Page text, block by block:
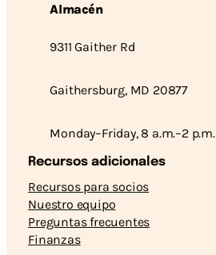
Almacén
9311 Gaither Rd
Gaithersburg, MD 20877
Monday–Friday, 8 a.m.–2 p.m.
Recursos adicionales
Recursos para socios
Nuestro equipo
Preguntas frecuentes
Finanzas